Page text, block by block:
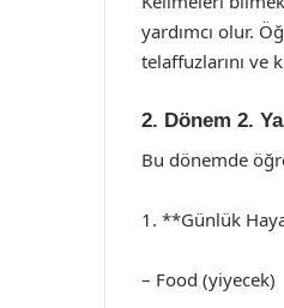
yardımcı olur.
telaffuzlarını ve
2. Dönem 2.
Bu dönemde
1. **Günlük
– Food (yiyecek)